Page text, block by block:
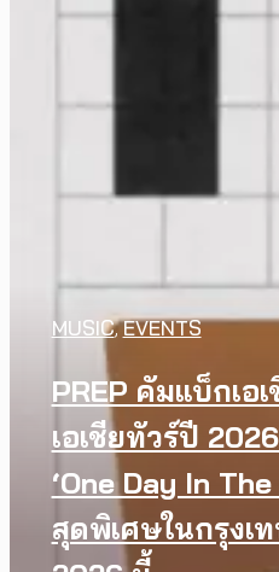
PREP คัมแบ็กเอ
เอเชียทัวร์ปี
‘One Day In
สุดพิเศษในกรุงเ
MUSIC,EVENTS
[Exclusive
grentperez จาก
INTERVIEW MUSIC
I Wish You All
ของวัยรุ่นนอนไบ
WATCH,LGBTQIAN+